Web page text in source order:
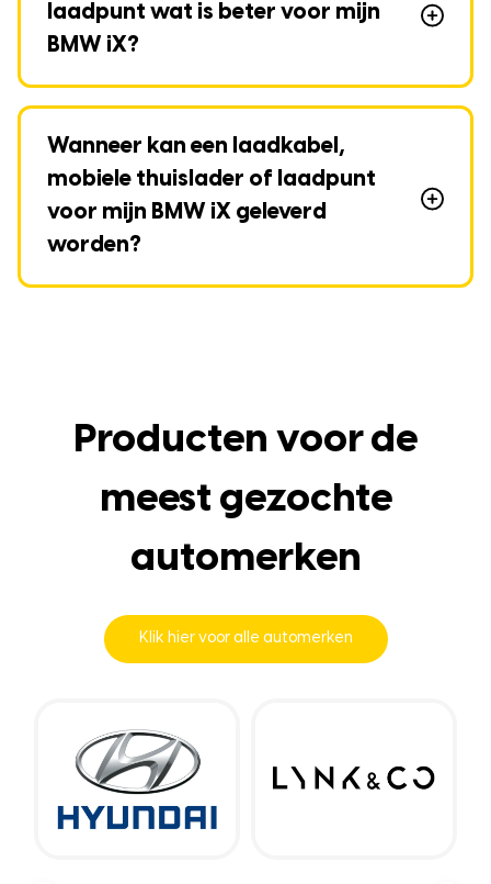
laadpunt wat is beter voor mijn
BMW iX?
Wanneer kan een laadkabel,
mobiele thuislader of laadpunt
voor mijn BMW iX geleverd
worden?
Producten voor de
meest gezochte
automerken
Klik hier voor alle automerken